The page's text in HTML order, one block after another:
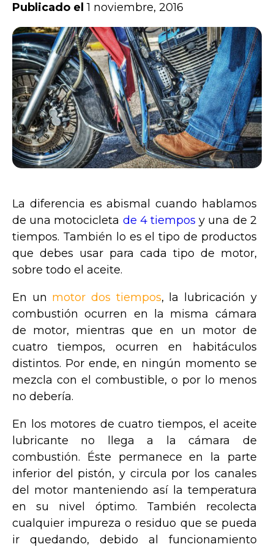
Publicado el1 noviembre, 2016
La diferencia es abismal cuando hablamos
de una motocicleta de 4 tiempos y una de 2
tiempos. También lo es el tipo de productos
que debes usar para cada tipo de motor,
sobre todo el aceite.
En un motor dos tiempos, la lubricación y
combustión ocurren en la misma cámara
de motor, mientras que en un motor de
cuatro tiempos, ocurren en habitáculos
distintos. Por ende, en ningún momento se
mezcla con el combustible, o por lo menos
no debería.
En los motores de cuatro tiempos, el aceite
lubricante no llega a la cámara de
combustión. Éste permanece en la parte
inferior del pistón, y circula por los canales
del motor manteniendo así la temperatura
en su nivel óptimo. También recolecta
cualquier impureza o residuo que se pueda
ir quedando, debido al funcionamiento